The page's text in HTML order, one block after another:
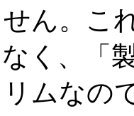
ん。こ
く、「
ムなの